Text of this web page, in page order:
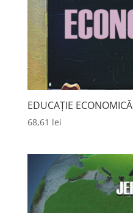
EDUCAȚIE ECONOMICĂ
68,61 lei